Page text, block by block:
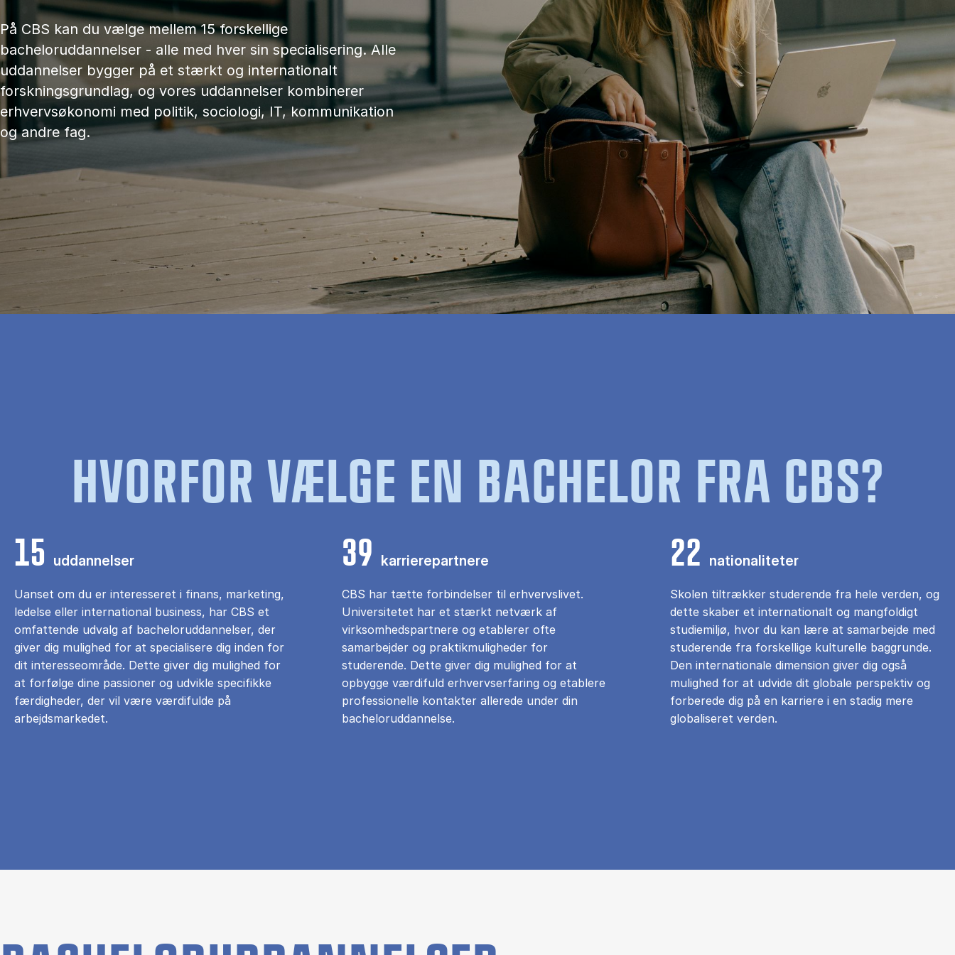
På CBS kan du vælge mellem 15 forskellige
bacheloruddannelser - alle med hver sin specialisering. Alle
uddannelser bygger på et stærkt og internationalt
forskningsgrundlag, og vores uddannelser kombinerer
erhvervsøkonomi med politik, sociologi, IT, kommunikation
og andre fag.
HVORFOR VÆLGE EN BACHELOR FRA CBS?
15 uddannelser
Uanset om du er interesseret i finans, marketing,
ledelse eller international business, har CBS et
omfattende udvalg af bacheloruddannelser, der
giver dig mulighed for at specialisere dig inden for
dit interesseområde. Dette giver dig mulighed for
at forfølge dine passioner og udvikle specifikke
færdigheder, der vil være værdifulde på
arbejdsmarkedet.
39 karrierepartnere
CBS har tætte forbindelser til erhvervslivet.
Universitetet har et stærkt netværk af
virksomhedspartnere og etablerer ofte
samarbejder og praktikmuligheder for
studerende. Dette giver dig mulighed for at
opbygge værdifuld erhvervserfaring og etablere
professionelle kontakter allerede under din
bacheloruddannelse.
22 nationaliteter
Skolen tiltrækker studerende fra hele verden, og
dette skaber et internationalt og mangfoldigt
studiemiljø, hvor du kan lære at samarbejde med
studerende fra forskellige kulturelle baggrunde.
Den internationale dimension giver dig også
mulighed for at udvide dit globale perspektiv og
forberede dig på en karriere i en stadig mere
globaliseret verden.